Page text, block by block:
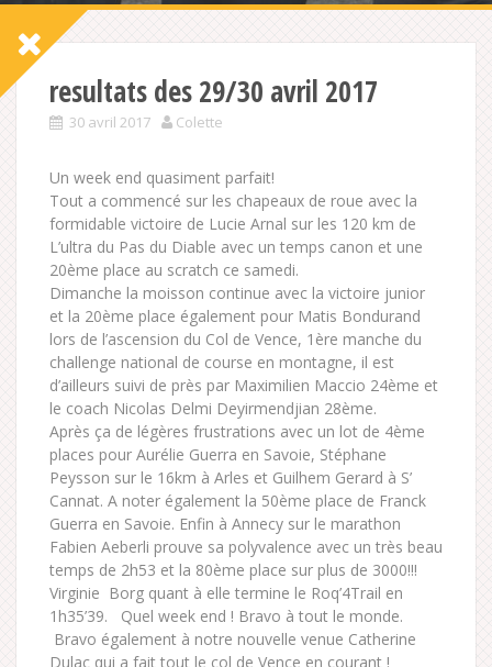
resultats des 29/30 avril 2017
30 avril 2017 Colette
Un week end quasiment parfait!
Tout a commencé sur les chapeaux de roue avec la
formidable victoire de Lucie Arnal sur les 120 km de
L’ultra du Pas du Diable avec un temps canon et une
20ème place au scratch ce samedi.
Dimanche la moisson continue avec la victoire junior
et la 20ème place également pour Matis Bondurand
lors de l’ascension du Col de Vence, 1ère manche du
challenge national de course en montagne, il est
d’ailleurs suivi de près par Maximilien Maccio 24ème et
le coach Nicolas Delmi Deyirmendjian 28ème.
Après ça de légères frustrations avec un lot de 4ème
places pour Aurélie Guerra en Savoie, Stéphane
Peysson sur le 16km à Arles et Guilhem Gerard à S’
Cannat. A noter également la 50ème place de Franck
Guerra en Savoie. Enfin à Annecy sur le marathon
Fabien Aeberli prouve sa polyvalence avec un très beau
temps de 2h53 et la 80ème place sur plus de 3000!!!
Virginie Borg quant à elle termine le Roq’4Trail en
1h35’39. Quel week end ! Bravo à tout le monde.
Bravo également à notre nouvelle venue Catherine
Dulac qui a fait tout le col de Vence en courant !